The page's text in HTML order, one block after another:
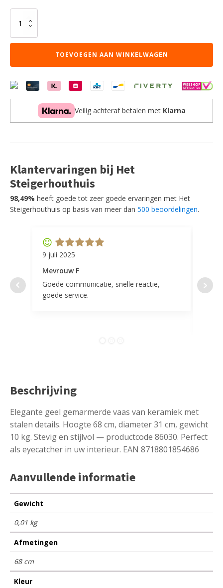
tuinhaard
van
klei,
aantal
TOEVOEGEN AAN WINKELWAGEN
Veilig achteraf betalen met Klarna
Klantervaringen bij Het
Steigerhouthuis
98,49% heeft goede tot zeer goede ervaringen met Het
Steigerhouthuis op basis van meer dan 500 beoordelingen.
9 juli 2025
Mevrouw F
Goede communicatie, snelle reactie,
goede service.
door
Beschrijving
Elegante geel gemarmerde vaas van keramiek met
stalen details. Hoogte 68 cm, diameter 31 cm, gewicht
10 kg. Stevig en stijlvol — productcode 86030. Perfect
als eyecatcher in uw interieur. EAN 8718801854686
Aanvullende informatie
Gewicht
0,01 kg
Afmetingen
68 cm
Kleur